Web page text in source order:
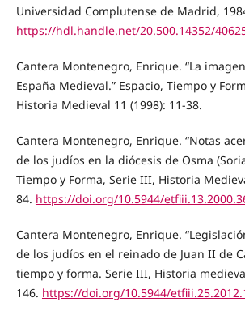
Universidad Complutense de Madrid,
https://hdl.handle.net/20.500.14352/
Cantera Montenegro, Enrique. “La
España Medieval.” Espacio, Tiempo y
Historia Medieval 11 (1998): 11-38.
Cantera Montenegro, Enrique. “Notas
de los judíos en la diócesis de Osma
Tiempo y Forma, Serie III, Historia
84. https://doi.org/10.5944/
Cantera Montenegro, Enrique.
de los judíos en el reinado de Juan II de
tiempo y forma. Serie III, Historia
146. https://doi.org/10.5944/